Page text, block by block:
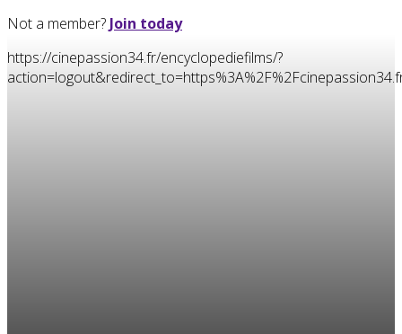
Not a member? Join today
https://cinepassion34.fr/encyclopediefilms/?